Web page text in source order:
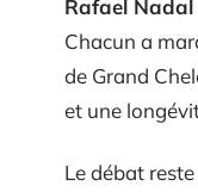
Rafael Nadal
Chacun a
de Grand
et une
Le débat